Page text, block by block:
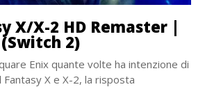
X/X-2 HD Remaster |
2)
Enix quante volte ha intenzione di
X e X-2, la risposta